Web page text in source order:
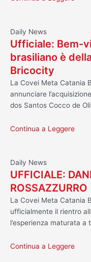
Daily News
Ufficiale: Bem-
brasiliano è
Bricocity
La Covei Meta Catania
annunciare
dos Santos Cocco de
Continua a Leggere
Daily News
UFFICIALE:
ROSSAZZURRO
La Covei Meta Catania
ufficialmente il rientro
l’esperienza maturata
Continua a Leggere